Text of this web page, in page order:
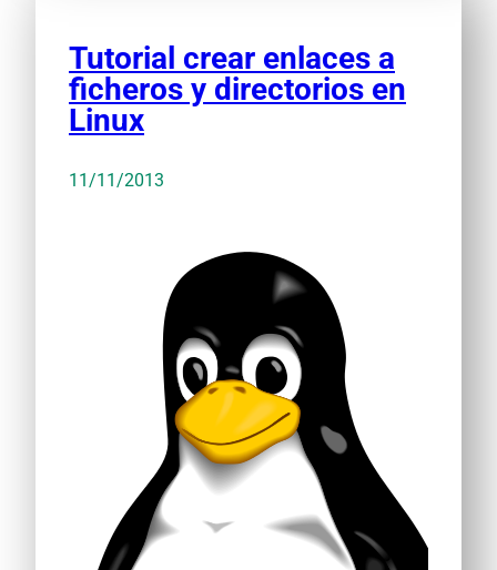
Tutorial crear enlaces a
ficheros y directorios en
Linux
11/11/2013